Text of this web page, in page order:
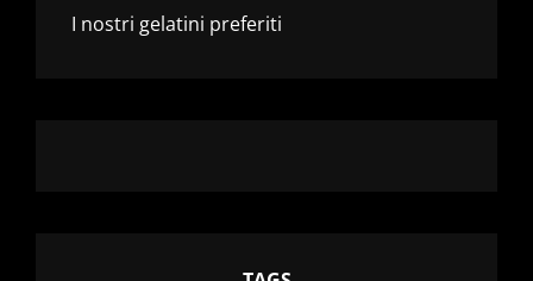
I nostri gelatini preferiti